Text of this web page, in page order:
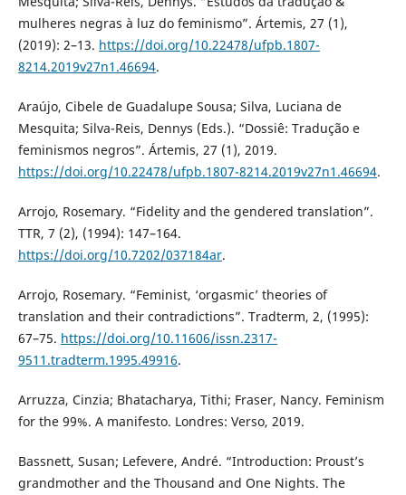
mulheres negras à luz do feminismo”. Ártemis, 27 (1),
(2019): 2–13. https://doi.org/10.22478/ufpb.1807-
8214.2019v27n1.46694.
Araújo, Cibele de Guadalupe Sousa; Silva, Luciana de
Mesquita; Silva-Reis, Dennys (Eds.). “Dossiê: Tradução e
feminismos negros”. Ártemis, 27 (1), 2019.
https://doi.org/10.22478/ufpb.1807-8214.2019v27n1.46694.
Arrojo, Rosemary. “Fidelity and the gendered translation”.
TTR, 7 (2), (1994): 147–164.
https://doi.org/10.7202/037184ar.
Arrojo, Rosemary. “Feminist, ‘orgasmic’ theories of
translation and their contradictions”. Tradterm, 2, (1995):
67–75. https://doi.org/10.11606/issn.2317-
9511.tradterm.1995.49916.
Arruzza, Cinzia; Bhatacharya, Tithi; Fraser, Nancy. Feminism
for the 99%. A manifesto. Londres: Verso, 2019.
Bassnett, Susan; Lefevere, André. “Introduction: Proust’s
grandmother and the Thousand and One Nights. The